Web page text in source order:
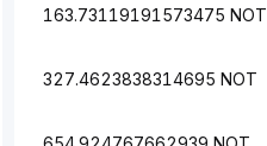
163.73119191573475 NOT
327.4623838314695 NOT